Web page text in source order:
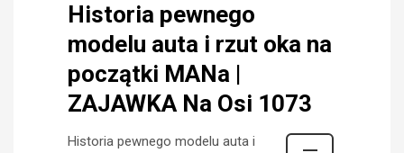
Historia pewnego
modelu auta i rzut oka na
początki MANa |
ZAJAWKA Na Osi 1073
Historia pewnego modelu auta i